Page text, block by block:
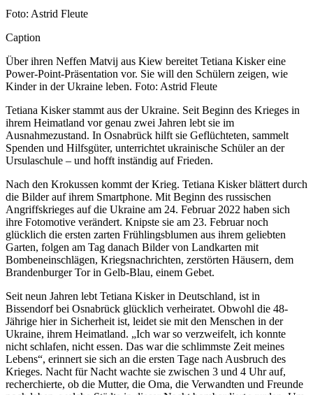
Foto: Astrid Fleute
Caption
Über ihren Neffen Matvij aus Kiew bereitet Tetiana Kisker eine
Power-Point-Präsentation vor. Sie will den Schülern zeigen, wie
Kinder in der Ukraine leben. Foto: Astrid Fleute
Tetiana Kisker stammt aus der Ukraine. Seit Beginn des Krieges in
ihrem Heimatland vor genau zwei Jahren lebt sie im
Ausnahmezustand. In Osnabrück hilft sie Geflüchteten, sammelt
Spenden und Hilfsgüter, unterrichtet ukrainische Schüler an der
Ursulaschule – und hofft inständig auf Frieden.
Nach den Krokussen kommt der Krieg. Tetiana Kisker blättert durch
die Bilder auf ihrem Smartphone. Mit Beginn des russischen
Angriffskrieges auf die Ukraine am 24. Februar 2022 haben sich
ihre Fotomotive verändert. Knipste sie am 23. Februar noch
glücklich die ersten zarten Frühlingsblumen aus ihrem geliebten
Garten, folgen am Tag danach Bilder von Landkarten mit
Bombeneinschlägen, Kriegsnachrichten, zerstörten Häusern, dem
Brandenburger Tor in Gelb-Blau, einem Gebet.
Seit neun Jahren lebt Tetiana Kisker in Deutschland, ist in
Bissendorf bei Osnabrück glücklich verheiratet. Obwohl die 48-
Jährige hier in Sicherheit ist, leidet sie mit den Menschen in der
Ukraine, ihrem Heimatland. „Ich war so verzweifelt, ich konnte
nicht schlafen, nicht essen. Das war die schlimmste Zeit meines
Lebens“, erinnert sie sich an die ersten Tage nach Ausbruch des
Krieges. Nacht für Nacht wachte sie zwischen 3 und 4 Uhr auf,
recherchierte, ob die Mutter, die Oma, die Verwandten und Freunde